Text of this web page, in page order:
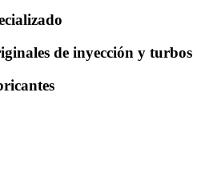
de inyección y turbos